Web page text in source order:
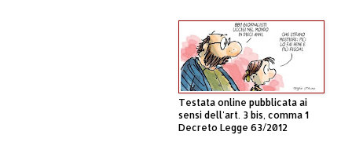
Testata online pubblicata ai
sensi dell'art. 3 bis, comma 1
Decreto Legge 63/2012